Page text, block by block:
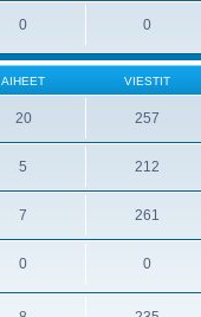
0 0
AIHEET VIESTIT
20 257
5 212
7 261
0 0